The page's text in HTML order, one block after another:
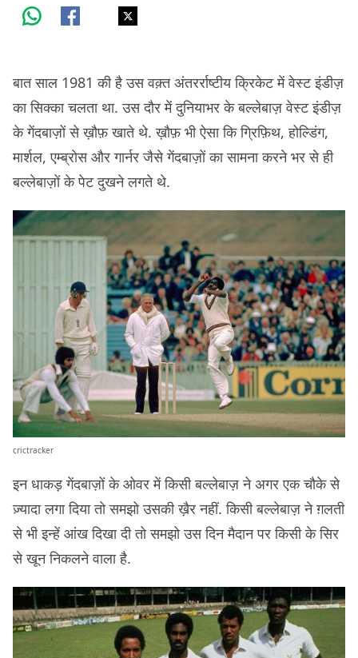
बात साल 1981 की है उस वक़्त अंतरर्राष्टीय क्रिकेट में वेस्ट इंडीज़
का सिक्का चलता था. उस दौर में दुनियाभर के बल्लेबाज़ वेस्ट इंडीज़
के गेंदबाज़ों से ख़ौफ़ खाते थे. ख़ौफ़ भी ऐसा कि ग्रिफ़िथ, होल्डिंग,
मार्शल, एम्ब्रोस और गार्नर जैसे गेंदबाज़ों का सामना करने भर से ही
बल्लेबाज़ों के पेट दुखने लगते थे.
crictracker
इन धाकड़ गेंदबाज़ों के ओवर में किसी बल्लेबाज़ ने अगर एक चौके से
ज़्यादा लगा दिया तो समझो उसकी ख़ैर नहीं. किसी बल्लेबाज़ ने ग़लती
से भी इन्हें आंख दिखा दी तो समझो उस दिन मैदान पर किसी के सिर
से खून निकलने वाला है.